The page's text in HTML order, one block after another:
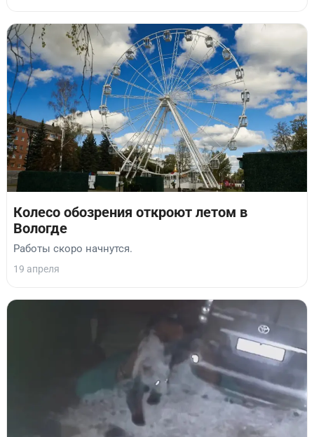
Колесо обозрения откроют летом в
Вологде
Работы скоро начнутся.
19 апреля